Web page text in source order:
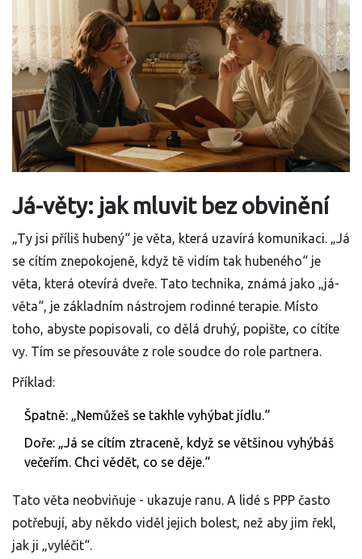
Já-věty: jak mluvit bez obvinění
„Ty jsi příliš hubený“ je věta, která uzavírá komunikaci. „Já
se cítím znepokojeně, když tě vidím tak hubeného“ je
věta, která otevírá dveře. Tato technika, známá jako „já-
věta“, je základním nástrojem rodinné terapie. Místo
toho, abyste popisovali, co dělá druhý, popište, co cítíte
vy. Tím se přesouváte z role soudce do role partnera.
Příklad:
Špatně: „Nemůžeš se takhle vyhýbat jídlu.“
Doře: „Já se cítím ztraceně, když se většinou vyhýbáš
večeřím. Chci vědět, co se děje.“
Tato věta neobviňuje - ukazuje ranu. A lidé s PPP často
potřebují, aby někdo viděl jejich bolest, než aby jim řekl,
jak ji „vyléčit“.